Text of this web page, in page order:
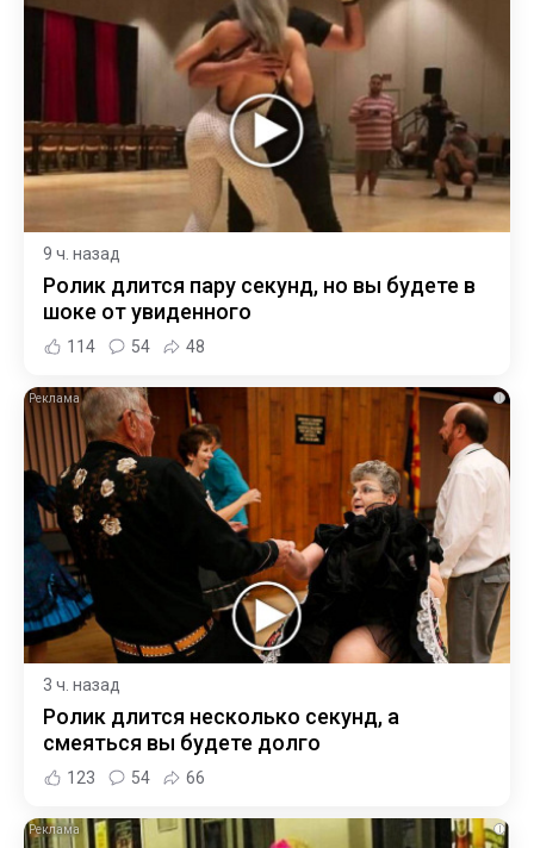
9 ч. назад
Ролик длится пару секунд, но вы будете в
шоке от увиденного
114 54 48
i
3 ч. назад
Ролик длится несколько секунд, а
смеяться вы будете долго
123 54 66
i